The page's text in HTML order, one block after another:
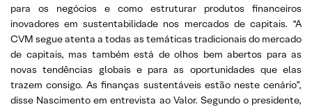
para os negócios e como estruturar produtos financeiros
inovadores em sustentabilidade nos mercados de capitais. “A
CVM segue atenta a todas as temáticas tradicionais do mercado
de capitais, mas também está de olhos bem abertos para as
novas tendências globais e para as oportunidades que elas
trazem consigo. As finanças sustentáveis estão neste cenário”,
disse Nascimento em entrevista ao Valor. Segundo o presidente,